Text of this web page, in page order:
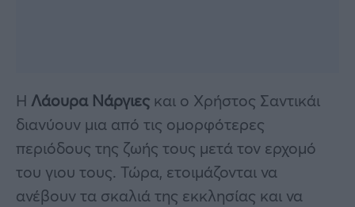
Η Λάουρα Νάργιες και ο Χρήστος Σαντικάι
διανύουν μια από τις ομορφότερες
περιόδους της ζωής τους μετά τον ερχομό
του γιου τους. Τώρα, ετοιμάζονται να
ανέβουν τα σκαλιά της εκκλησίας και να